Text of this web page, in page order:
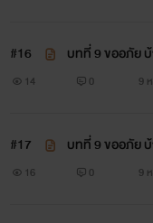
#16 บทที่ 9 ขออภัย
14 0 9
#17 บทที่ 9 ขออภัย
16 0 9